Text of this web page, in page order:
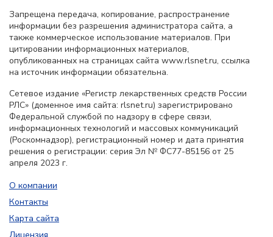
Запрещена передача, копирование, распространение
информации без разрешения администратора сайта, а
также коммерческое использование материалов. При
цитировании информационных материалов,
опубликованных на страницах сайта www.rlsnet.ru, ссылка
на источник информации обязательна.
Сетевое издание «Регистр лекарственных средств России
РЛС» (доменное имя сайта: rlsnet.ru) зарегистрировано
Федеральной службой по надзору в сфере связи,
информационных технологий и массовых коммуникаций
(Роскомнадзор), регистрационный номер и дата принятия
решения о регистрации: серия Эл № ФС77-85156 от 25
апреля 2023 г.
О компании
Контакты
Карта сайта